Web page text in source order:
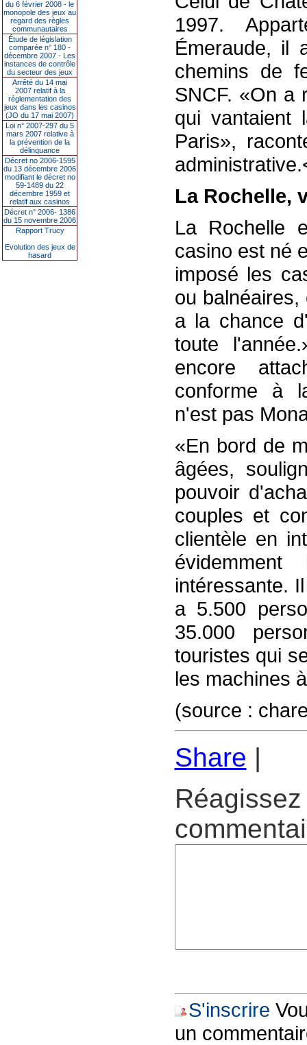
du 6 février 2008 - le
monopole des jeux au
regard des règles
communautaires
Étude de législation
comparée n° 180 -
décembre 2007 - Les
instances de contrôle
du secteur des jeux
Arrêté du 14 mai
2007 relatif à la
réglementation des
jeux dans les casinos
(JO du 17 mai 2007)
Loi n° 2007-297 du 5
mars 2007 relative à
la prévention de la
délinquance
Décret no 2006-1595
du 13 décembre 2006
modifiant le décret no
59-1489 du 22
décembre 1959 et
relatif aux casinos
Décret n° 2006- 1386
du 15 novembre 2006
Rapport Trucy
Evolution des jeux de
hasard
1997.
Émeraude, il
chemins de
SNCF. «On a
qui vantaient
Paris»,
La Rochelle,
La Rochelle
casino est né
imposé les
ou balnéaires,
a la chance
toute
encore
conforme à
n'est pas
«En bord de
âgées,
pouvoir
couples et
clientèle en
intéressante.
a 5.500
35.000
touristes qui
les machines
(source :
Share |
S'inscrire
un